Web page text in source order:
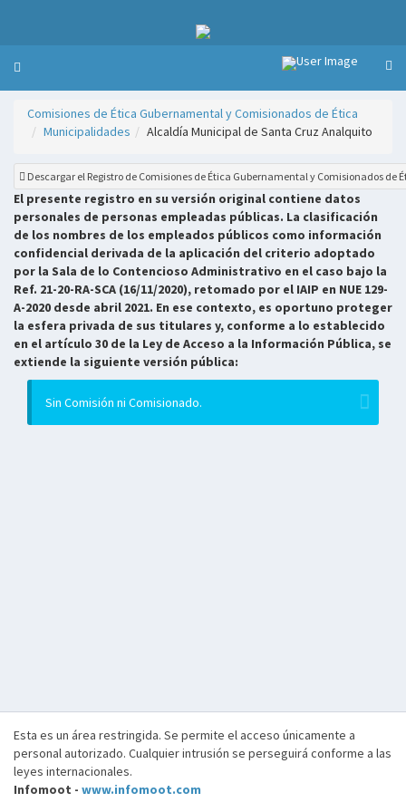
Comisiones de Ética Gubernamental y Comisionados de Ética
Municipalidades
Alcaldía Municipal de Santa Cruz Analquito
Descargar el Registro de Comisiones de Ética Gubernamental y Comisionados de
El presente registro en su versión original contiene datos
personales de personas empleadas públicas. La clasificación
de los nombres de los empleados públicos como información
confidencial derivada de la aplicación del criterio adoptado
por la Sala de lo Contencioso Administrativo en el caso bajo la
Ref. 21-20-RA-SCA (16/11/2020), retomado por el IAIP en NUE 129-
A-2020 desde abril 2021. En ese contexto, es oportuno proteger
la esfera privada de sus titulares y, conforme a lo establecido
en el artículo 30 de la Ley de Acceso a la Información Pública, se
extiende la siguiente versión pública:
Sin Comisión ni Comisionado.
Esta es un área restringida. Se permite el acceso únicamente a
personal autorizado. Cualquier intrusión se perseguirá conforme a las
leyes internacionales.
Infomoot - www.infomoot.com